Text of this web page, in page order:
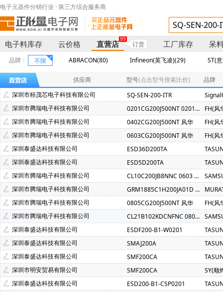
电子元器件分销行业 · 第三方综合服务商
电子料库存 云价格 直营店
99
订货 工厂库存 呆
品牌： 不限 ABRACON(80) Infineon(英飞凌)(29)
ST(
UniOhm(厚声)(10)
SEA&LAND(台湾陆海)(5)
Cypress(赛普拉斯)(5)
AMD(超微)(3)
EPSON(爱普生)(3)
Littelfuse(力特)(3)
Fujitsu(富士通)(2)
ISSI(美国芯成)(2)
SAMSUNG(三星
SkyHigh Memory(2)
AcSip(1)
ALLEGRO(美国埃戈罗)(1)
Hirose(广濑电机)(1)
IDT(Renesas收购)(1)
IXYS(艾赛斯
ON(安森美)(1)
Panasonic(松下)(1)
Samwha(三和电容
CJ(江苏长电/长晶)(1)
Brightking(台湾君耀)(1) SOCAY(
供应商 型号(点击型号搜索比价)
品牌
深圳市桓茂芯电子科技有限公司
SQ-SEN-200-ITR
深圳市腾瑞电子科技有限公司
0201CG200J500NT 0201 20P 风华
FH(风
深圳市腾瑞电子科技有限公司
0402CG200J500NT 风华
FH(风
深圳市腾瑞电子科技有限公司
0603CG200J500NT 风华
FH(风
深圳泰盛达科技有限公司
ESD36D200TA
深圳泰盛达科技有限公司
ESD5D200TA
深圳市腾瑞电子科技有限公司
CL10C200JB8NNC 0603 COG 20PF 50V
深圳市腾瑞电子科技有限公司
GRM1885C1H200JA01D 0603 NPO 20PJ 50V
深圳市腾瑞电子科技有限公司
0805CG200J500NT 风华
FH(风
深圳市腾瑞电子科技有限公司
CL21B102KDCNFNC 0805 X7R 1NF 200V-SAM
深圳泰盛达科技有限公司
ESDF200-B1-W0201
深圳泰盛达科技有限公司
SMAJ200A
深圳泰盛达科技有限公司
SMF200CA
深圳市明安贸易有限公司
SMF200CA
SY(顺
深圳泰盛达科技有限公司
ESD200-B1-CSP0201